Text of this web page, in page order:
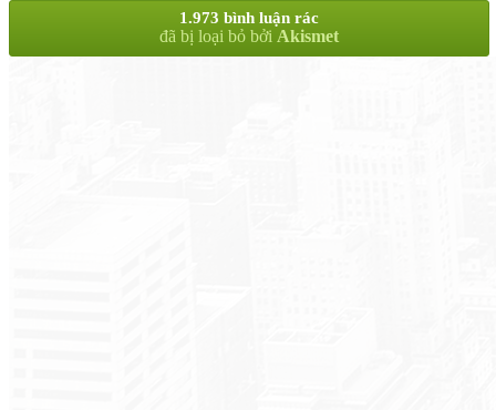
1.973 bình luận rác
đã bị loại bỏ bởi Akismet